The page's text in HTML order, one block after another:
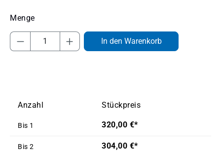
Produkt Anzahl: Gib den gewünschten
In den Warenkorb
Anzahl Stückpreis
Bis 1 320,00 €*
Bis 2 304,00 €*